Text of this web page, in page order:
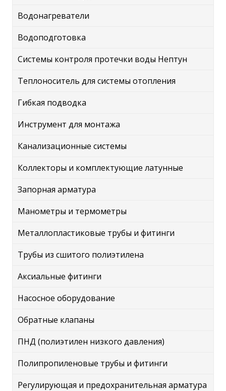
Водонагреватели
Водоподготовка
Системы контроля протечки воды Нептун
Теплоноситель для системы отопления
Гибкая подводка
Инструмент для монтажа
Канализационные системы
Коллекторы и комплектующие латунные
Запорная арматура
Манометры и термометры
Металлопластиковые трубы и фитинги
Трубы из сшитого полиэтилена
Аксиальные фитинги
Насосное оборудование
Обратные клапаны
ПНД (полиэтилен низкого давления)
Полипропиленовые трубы и фитинги
Регулирующая и предохранительная арматура